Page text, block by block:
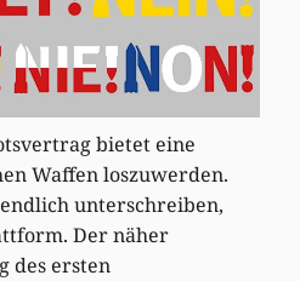
bietet eine
Waffen loszuwerden.
unterschreiben,
Der näher
des ersten